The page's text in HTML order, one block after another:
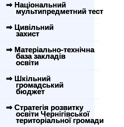
⇒ Національний
мультипредметний тест
⇒ Цивільний
захист
⇒ Матеріально-технічна
база закладів
освіти
⇒ Шкільний
громадський
бюджет
⇒ Стратегія розвитку
освіти Чернігівської
територіальної громади